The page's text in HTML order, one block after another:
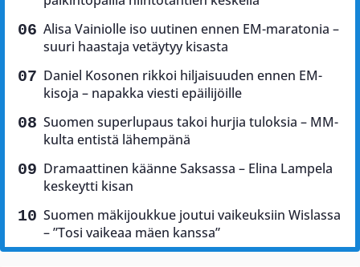
Alisa Vainiolle iso uutinen ennen EM-maratonia –
suuri haastaja vetäytyy kisasta
Daniel Kosonen rikkoi hiljaisuuden ennen EM-
kisoja – napakka viesti epäilijöille
Suomen superlupaus takoi hurjia tuloksia – MM-
kulta entistä lähempänä
Dramaattinen käänne Saksassa – Elina Lampela
keskeytti kisan
Suomen mäkijoukkue joutui vaikeuksiin Wislassa
– ”Tosi vaikeaa mäen kanssa”